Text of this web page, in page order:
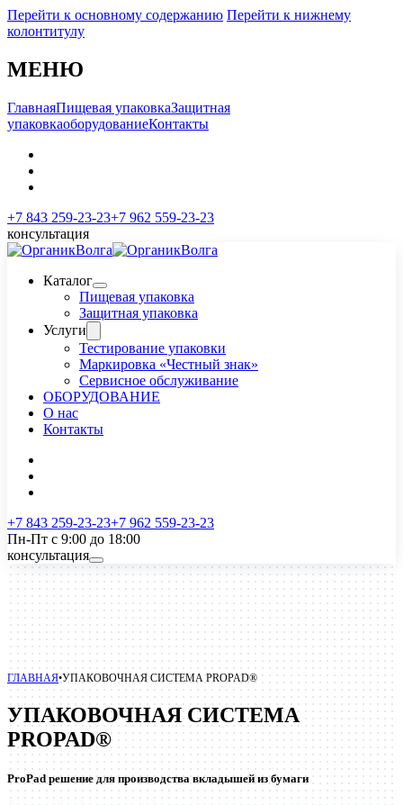
Перейти к основному содержанию Перейти к нижнему
колонтитулу
МЕНЮ
ГлавнаяПищевая упаковкаЗащитная
упаковкаоборудованиеКонтакты
+7 843 259-23-23+7 962 559-23-23
консультация
Каталог
Пищевая упаковка
Защитная упаковка
Услуги
Тестирование упаковки
Маркировка «Честный знак»
Сервисное обслуживание
ОБОРУДОВАНИЕ
О нас
Контакты
+7 843 259-23-23+7 962 559-23-23
Пн-Пт с 9:00 до 18:00
консультация
ГЛАВНАЯ•УПАКОВОЧНАЯ СИСТЕМА PROPAD®
УПАКОВОЧНАЯ СИСТЕМА
PROPAD®
ProPad решение для производства вкладышей из бумаги